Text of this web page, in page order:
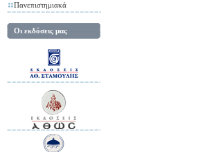
Πανεπιστημιακά
Οι εκδόσεις μας